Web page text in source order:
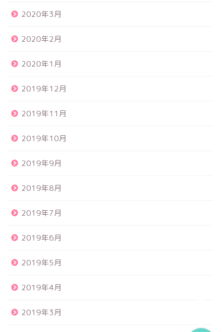
2020年3月
2020年2月
2020年1月
2019年12月
2019年11月
2019年10月
2019年9月
2019年8月
2019年7月
2019年6月
2019年5月
2019年4月
2019年3月